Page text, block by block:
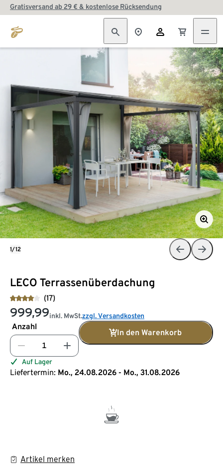
Gratisversand ab 29 € & kostenlose Rücksendung
LECO Terrassenüberdachung
(17)
999,99inkl. MwSt.zzgl. Versandkosten
Anzahl
In den Warenkorb
Auf Lager
Liefertermin: Mo., 24.08.2026 - Mo., 31.08.2026
Artikel merken
1/12